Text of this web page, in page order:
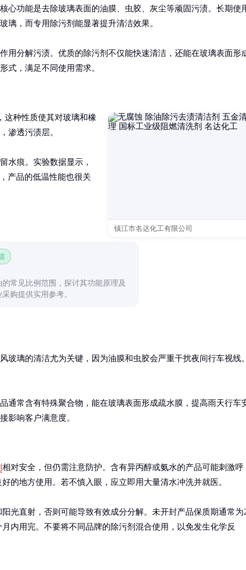
心功能是去除玻璃表面的油膜、虫胶、灰尘等顽固污渍。长期使
璃，而专用除污剂能显著提升清洁效果。
用分解污渍。优质的除污剂不仅能快速清洁，还能在玻璃表面形
式，满足不同使用需求。
镇江市名达化工有限公司
这种性质使其对玻璃和橡
渗透污渍层。
水痕。实验数据显示，
产品的低温性能也很关
常见比例范围，探讨其功能原理及
购提供实用参考。
玻璃的清洁尤为关键，因为油膜和虫胶会严重干扰夜间行车视线
通常含有特殊聚合物，能在玻璃表面形成疏水膜，提高雨天行车
影响客户满意度。
相对安全，但仍需注意防护。含有异丙醇或氨水的产品可能刺激呼
的地方使用。若不慎入眼，应立即用大量清水冲洗并就医。
光直射，否则可能导致有效成分分解。未开封产品保质期通常为
内用完。不要将不同品牌的除污剂混合使用，以免发生化学反